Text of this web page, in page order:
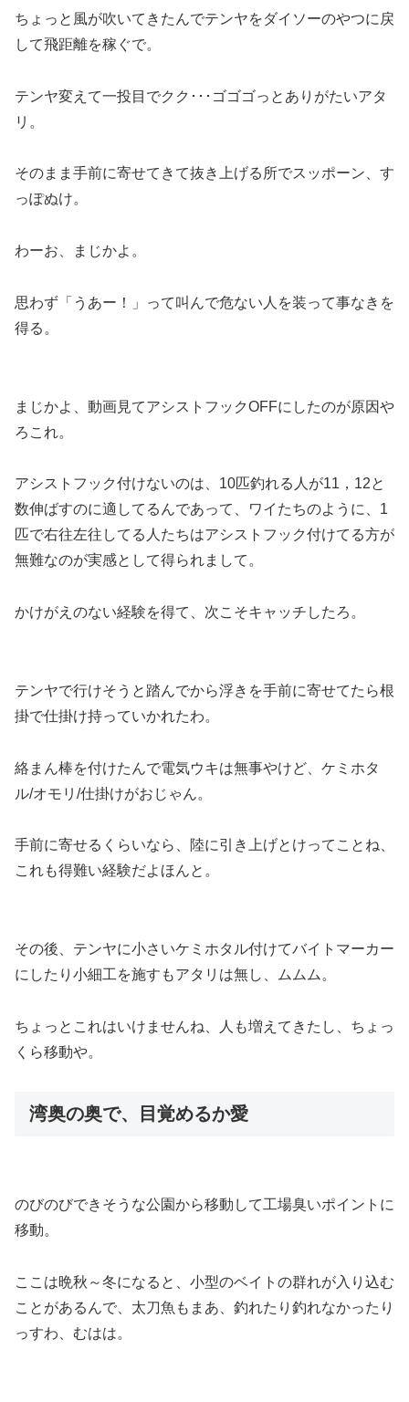
ちょっと風が吹いてきたんでテンヤをダイソーのやつに戻
して飛距離を稼ぐで。
テンヤ変えて一投目でクク･･･ゴゴゴっとありがたいアタ
リ。
そのまま手前に寄せてきて抜き上げる所でスッポーン、す
っぽぬけ。
わーお、まじかよ。
思わず「うあー！」って叫んで危ない人を装って事なきを
得る。
まじかよ、動画見てアシストフックOFFにしたのが原因や
ろこれ。
アシストフック付けないのは、10匹釣れる人が11，12と
数伸ばすのに適してるんであって、ワイたちのように、1
匹で右往左往してる人たちはアシストフック付けてる方が
無難なのが実感として得られまして。
かけがえのない経験を得て、次こそキャッチしたろ。
テンヤで行けそうと踏んでから浮きを手前に寄せてたら根
掛で仕掛け持っていかれたわ。
絡まん棒を付けたんで電気ウキは無事やけど、ケミホタ
ル/オモリ/仕掛けがおじゃん。
手前に寄せるくらいなら、陸に引き上げとけってことね、
これも得難い経験だよほんと。
その後、テンヤに小さいケミホタル付けてバイトマーカー
にしたり小細工を施すもアタリは無し、ムムム。
ちょっとこれはいけませんね、人も増えてきたし、ちょっ
くら移動や。
湾奥の奥で、目覚めるか愛
のびのびできそうな公園から移動して工場臭いポイントに
移動。
ここは晩秋～冬になると、小型のベイトの群れが入り込む
ことがあるんで、太刀魚もまあ、釣れたり釣れなかったり
っすわ、むはは。